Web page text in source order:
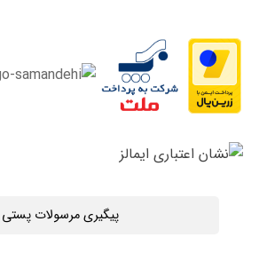
پیگیری مرسولات پستی